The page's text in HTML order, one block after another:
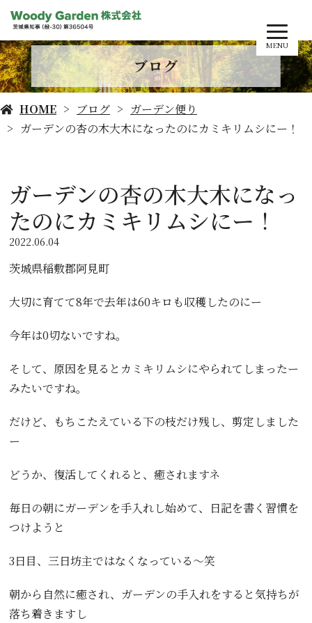
MENU
ブログ
HOME ブログ
ガーデン便り
ガーデンの杏の木大木になったのにカミキリムシにー！
ガーデンの杏の木大木になっ
たのにカミキリムシにー！
2022.06.04
茨城県稲敷郡阿見町
大切に育てて8年で去年は60キロも収穫したのにー
今年は0切ないですね。
そして、原因を見るとカミキリムシにやられてしまったー
みたいですね。
だけど、もちこたえている下の枝だけ残し、剪定しました
ー
どうか、復活してくれると、癒されますネ
毎日の朝にガーデンを手入れし始めて、日記を書く習慣を
つけようと
3日目、三日坊主ではなくなっている〜笑
朝から自然に癒され、ガーデンの手入れをすると気持ちが
落ち着きますし